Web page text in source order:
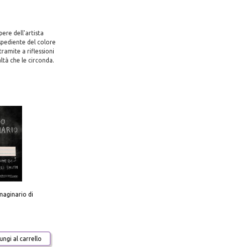
dell'artista
del colore
a riflessioni
che le circonda.
di
al carrello